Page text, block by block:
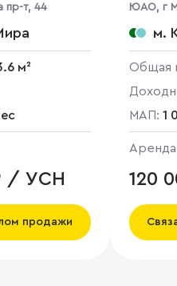
пр-т, 44
м²
/ УСН
продажи
ЮАО, г
10А
м.
Общая
МАП: 1
120